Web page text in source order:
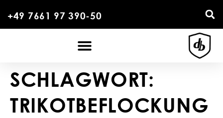
+49 7661 97 390-50
SCHLAGWORT:
TRIKOTBEFLOCKUNG